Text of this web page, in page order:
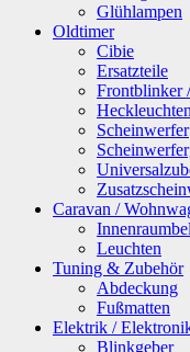
Glühlampen
Oldtimer
Cibie
Ersatzteile
Frontblinker
Heckleuchten
Scheinwerfer
Caravan /
Leuchten
Tuning & Zubehör
Abdeckung
Fußmatten
Elektrik /
Blinkgeber